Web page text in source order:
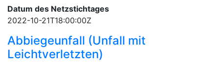
Datum des Netzstichtages
2022-10-21T18:00:00Z
Abbiegeunfall (Unfall mit
Leichtverletzten)